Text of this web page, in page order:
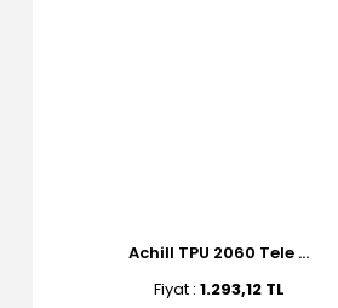
Achill TPU 2060 Tele ...
Fiyat : 1.293,12 TL